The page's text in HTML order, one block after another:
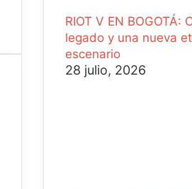
RIOT V EN BOGOTÁ:
legado y una nueva
escenario
28 julio, 2026